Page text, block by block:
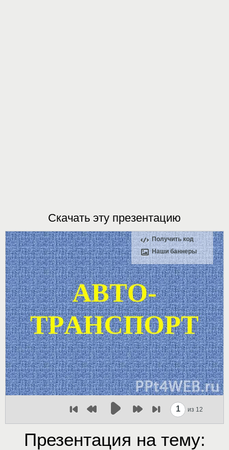
Скачать эту презентацию
Получить код
Наши баннеры
1 из 12
Презентация на тему: